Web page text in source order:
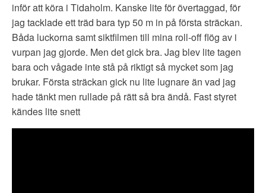
inför att köra i Tidaholm. Kanske lite för övertaggad, för
jag tacklade ett träd bara typ 50 m in på första sträckan.
Båda luckorna samt siktfilmen till mina roll-off flög av i
vurpan jag gjorde. Men det gick bra. Jag blev lite tagen
bara och vågade inte stå på riktigt så mycket som jag
brukar. Första sträckan gick nu lite lugnare än vad jag
hade tänkt men rullade på rätt så bra ändå. Fast styret
kändes lite snett